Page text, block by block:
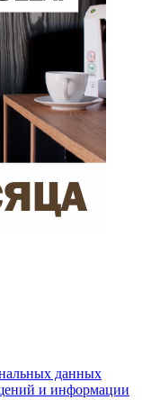
данных
и информации